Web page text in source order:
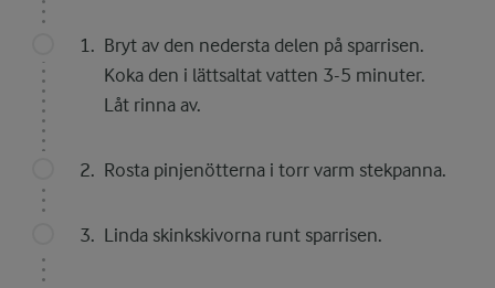
Bryt av den nedersta delen på sparrisen.
Koka den i lättsaltat vatten 3-5 minuter.
Låt rinna av.
Rosta pinjenötterna i torr varm stekpanna.
Linda skinkskivorna runt sparrisen.